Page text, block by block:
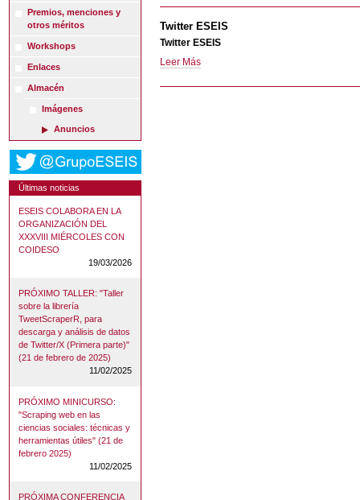
Premios, menciones y
otros méritos
Workshops
Enlaces
Almacén
Imágenes
Anuncios
Últimas noticias
ESEIS COLABORA EN LA
ORGANIZACIÓN DEL
XXXVIII MIÉRCOLES CON
COIDESO
19/03/2026
PRÓXIMO TALLER: "Taller
sobre la librería
TweetScraperR, para
descarga y análisis de datos
de Twitter/X (Primera parte)"
(21 de febrero de 2025)
11/02/2025
PRÓXIMO MINICURSO:
"Scraping web en las
ciencias sociales: técnicas y
herramientas útiles" (21 de
febrero 2025)
11/02/2025
PRÓXIMA CONFERENCIA
en
Andalucía
Twitter ESEIS
Twitter ESEIS
Twitter
-
Leer Más